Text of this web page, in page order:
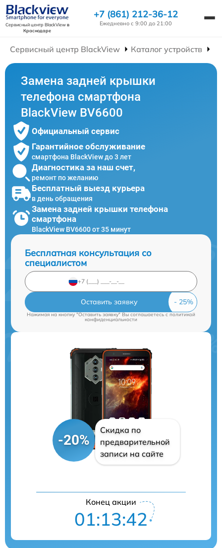
Сервисный центр BlackViewв
Краснодаре
+7 (861) 212-36-12
Ежедневно с 9:00 до 21:00
Сервисный центр BlackView Каталог устройств
Замена задней крышки
телефона смартфона
BlackView BV6600
Официальный сервис
Гарантийное обслуживание
смартфона BlackView до 3 лет
Диагностика за наш счет,
ремонт по желанию
Бесплатный выезд курьера
в день обращения
Замена задней крышки телефона
смартфона
BlackView BV6600 от 35 минут
Бесплатная консультация со
специалистом
Оставить заявку
Нажимая на кнопку "Оставить заявку" Вы соглашаетесь cполитикой
конфиденциальности
-20%
Скидка по
предварительной
записи на сайте
Конец акции
01:13:41